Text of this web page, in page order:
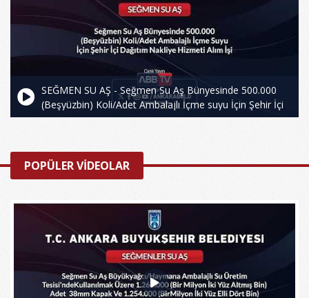
SEĞMEN SU AŞ - Seğmen Su Aş Bünyesinde 500.000
(Beşyüzbin) Koli/Adet Ambalajlı İçme suyu İçin Şehir İçi
Dağıtım Nakliye Hizmeti Alım İşi
POPÜLER VİDEOLAR